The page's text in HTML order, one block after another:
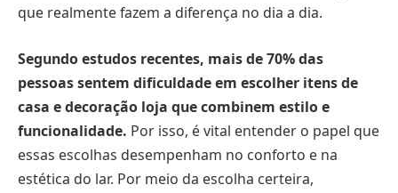
que realmente fazem a diferença no dia a dia.
Segundo estudos recentes, mais de 70% das
pessoas sentem dificuldade em escolher itens de
casa e decoração loja que combinem estilo e
funcionalidade. Por isso, é vital entender o papel que
essas escolhas desempenham no conforto e na
estética do lar. Por meio da escolha certeira,